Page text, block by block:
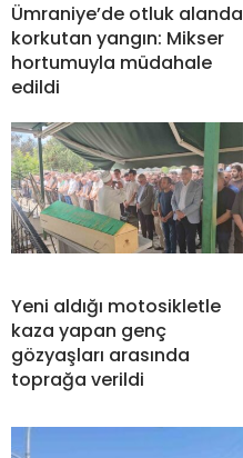
Ümraniye’de otluk alanda
korkutan yangın: Mikser
hortumuyla müdahale
edildi
Yeni aldığı motosikletle
kaza yapan genç
gözyaşları arasında
toprağa verildi